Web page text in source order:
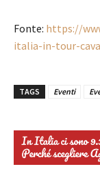
Fonte: https://
italia-in-tour-
TAGS Eventi